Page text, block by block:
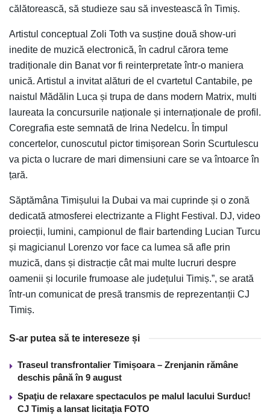
călătorească, să studieze sau să investească în Timiș.
Artistul conceptual Zoli Toth va susține două show-uri
inedite de muzică electronică, în cadrul cărora teme
tradiționale din Banat vor fi reinterpretate într-o maniera
unică. Artistul a invitat alături de el cvartetul Cantabile, pe
naistul Mădălin Luca și trupa de dans modern Matrix, multi
laureata la concursurile naționale și internaționale de profil.
Coregrafia este semnată de Irina Nedelcu. În timpul
concertelor, cunoscutul pictor timișorean Sorin Scurtulescu
va picta o lucrare de mari dimensiuni care se va întoarce în
țară.
Săptămâna Timișului la Dubai va mai cuprinde și o zonă
dedicată atmosferei electrizante a Flight Festival. DJ, video
proiecții, lumini, campionul de flair bartending Lucian Turcu
și magicianul Lorenzo vor face ca lumea să afle prin
muzică, dans și distracție cât mai multe lucruri despre
oamenii și locurile frumoase ale județului Timiș.”, se arată
într-un comunicat de presă transmis de reprezentanții CJ
Timiș.
S-ar putea să te intereseze și
Traseul transfrontalier Timișoara – Zrenjanin rămâne
deschis până în 9 august
Spaţiu de relaxare spectaculos pe malul lacului Surduc!
CJ Timiş a lansat licitaţia FOTO